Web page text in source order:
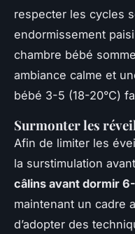
respecter les cycles
endormissement
chambre bébé
ambiance calme et
bébé 3-5 (18-20°C)
Surmonter les
Afin de limiter les
la surstimulation
câlins avant dormir
maintenant un cadre
d’adopter des